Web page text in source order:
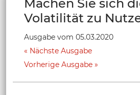
Machen Sie sich
Volatilität zu
Ausgabe vom 05.03.2020
Nächste Ausgabe
Vorherige Ausgabe